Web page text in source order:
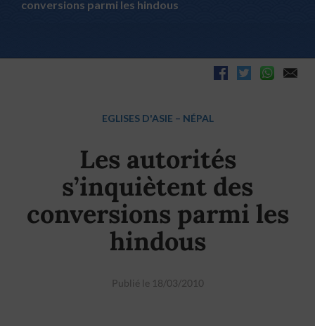
conversions parmi les hindous
EGLISES D'ASIE – NÉPAL
Les autorités
s’inquiètent des
conversions parmi les
hindous
Publié le 18/03/2010